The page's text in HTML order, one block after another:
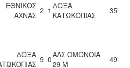
ΕΘΝΙΚΟΣ
ΑΧΝΑΣ 2 1 ΔΟΞΑ
ΚΑΤΩΚΟΠΙΑΣ
35'
ΔΟΞΑ 9 0ΑΛΣ ΟΜΟΝΟΙΑ
29 Μ
49'